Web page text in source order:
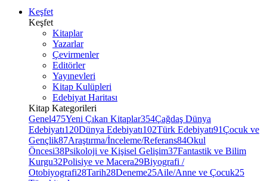
Keşfet
Keşfet
Kitaplar
Yazarlar
Çevirmenler
Editörler
Yayınevleri
Kitap Kulüpleri
Edebiyat Haritası
Kitap Kategorileri
Genel475Yeni Çıkan Kitaplar354Çağdaş Dünya
Edebiyatı120Dünya Edebiyatı102Türk Edebiyatı91Çocuk ve
Gençlik87Araştırma/İnceleme/Referans84Okul
Öncesi38Psikoloji ve Kişisel Gelişim37Fantastik ve Bilim
Kurgu32Polisiye ve Macera29Biyografi /
Otobiyografi28Tarih28Deneme25Aile/Anne ve Çocuk25